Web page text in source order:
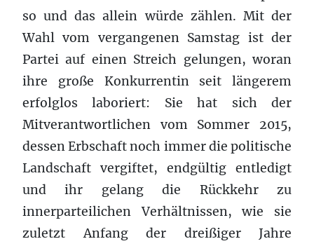
so und das allein würde zählen. Mit der
Wahl vom vergangenen Samstag ist der
Partei auf einen Streich gelungen, woran
ihre große Konkurrentin seit längerem
erfolglos laboriert: Sie hat sich der
Mitverantwortlichen vom Sommer 2015,
dessen Erbschaft noch immer die politische
Landschaft vergiftet, endgültig entledigt
und ihr gelang die Rückkehr zu
innerparteilichen Verhältnissen, wie sie
zuletzt Anfang der dreißiger Jahre